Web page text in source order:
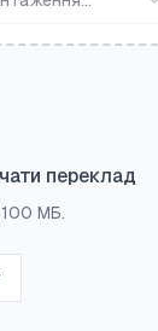
переклад
МБ.